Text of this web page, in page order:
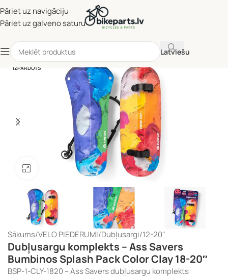
Pāriet uz navigāciju
Pāriet uz galveno saturu
Latviešu
IZPĀRDOTS
Noklikšķiniet, lai palielinātu
Sākums/VELO PIEDERUMI/Dubļusargi/12-20"
Dubļusargu komplekts – Ass Savers
Bumbinos Splash Pack Color Clay 18-20″
BSP-1-CLY-1820 – Ass Savers dubļusargu komplekts